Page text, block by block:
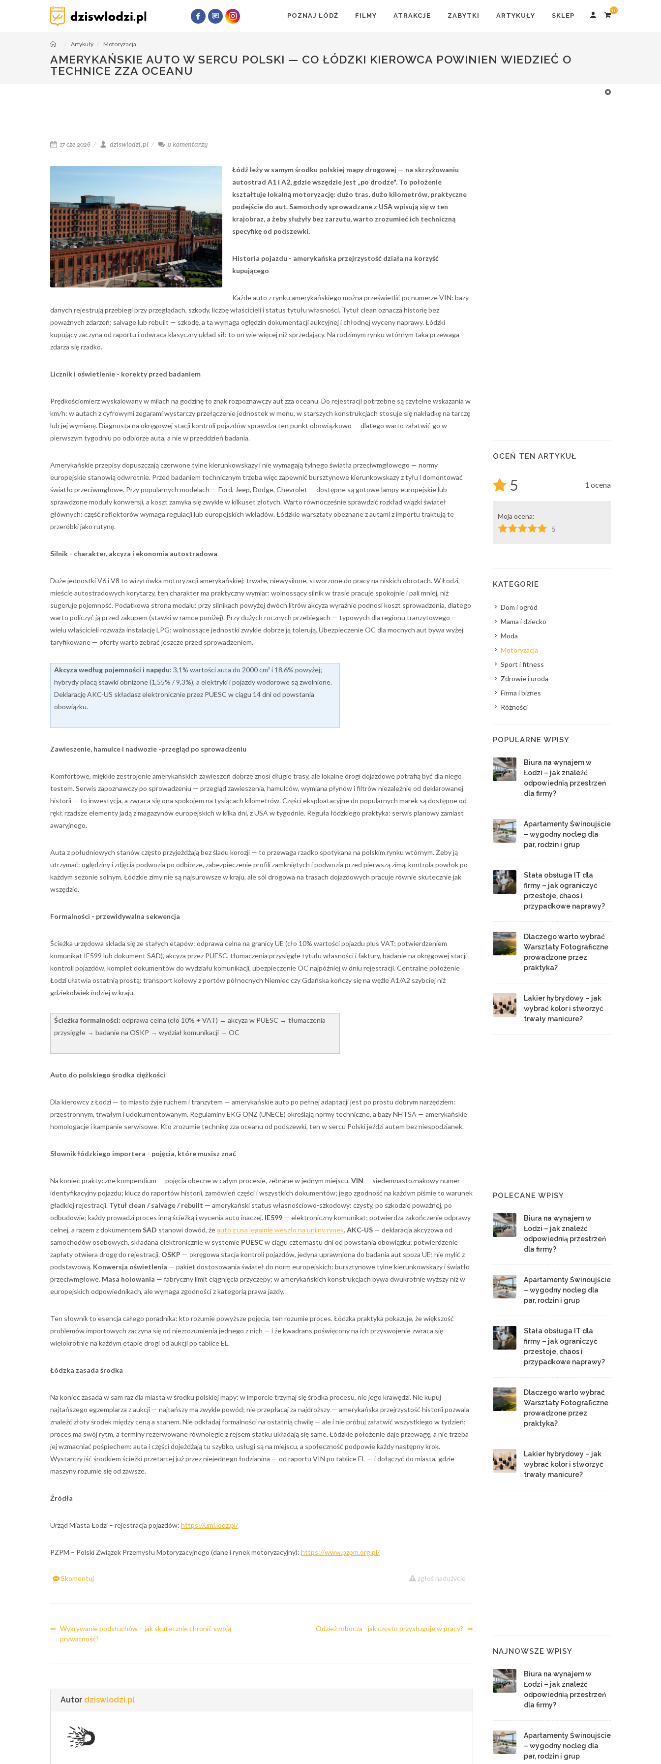
0
POZNAJ ŁÓDŹ FILMY ATRAKCJE ZABYTKI ARTYKUŁY SKLEP
Artykuły Motoryzacja
AMERYKAŃSKIE AUTO W SERCU POLSKI — CO ŁÓDZKI KIEROWCA POWINIEN WIEDZIEĆ O
TECHNICE ZZA OCEANU
17 cze 2026 dziswlodzi.pl 0komentarzy
Łódź leży w samym środku polskiej mapy drogowej — na skrzyżowaniu
autostrad A1 i A2, gdzie wszędzie jest „po drodze". To położenie
kształtuje lokalną motoryzację: dużo tras, dużo kilometrów, praktyczne
podejście do aut. Samochody sprowadzane z USA wpisują się w ten
krajobraz, a żeby służyły bez zarzutu, warto zrozumieć ich techniczną
specyfikę od podszewki.
Historia pojazdu - amerykańska przejrzystość działa na korzyść
kupującego
Każde auto z rynku amerykańskiego można prześwietlić po numerze VIN: bazy
danych rejestrują przebiegi przy przeglądach, szkody, liczbę właścicieli i status tytułu własności. Tytuł clean oznacza historię bez
poważnych zdarzeń; salvage lub rebuilt — szkodę, a ta wymaga oględzin dokumentacji aukcyjnej i chłodnej wyceny naprawy. Łódzki
kupujący zaczyna od raportu i odwraca klasyczny układ sił: to on wie więcej niż sprzedający. Na rodzimym rynku wtórnym taka przewaga
zdarza się rzadko.
Licznik i oświetlenie - korekty przed badaniem
Prędkościomierz wyskalowany w milach na godzinę to znak rozpoznawczy aut zza oceanu. Do rejestracji potrzebne są czytelne wskazania w
km/h: w autach z cyfrowymi zegarami wystarczy przełączenie jednostek w menu, w starszych konstrukcjach stosuje się nakładkę na tarczę
lub jej wymianę. Diagnosta na okręgowej stacji kontroli pojazdów sprawdza ten punkt obowiązkowo — dlatego warto załatwić go w
pierwszym tygodniu po odbiorze auta, a nie w przeddzień badania.
Amerykańskie przepisy dopuszczają czerwone tylne kierunkowskazy i nie wymagają tylnego światła przeciwmgłowego — normy
europejskie stanowią odwrotnie. Przed badaniem technicznym trzeba więc zapewnić bursztynowe kierunkowskazy z tyłu i domontować
światło przeciwmgłowe. Przy popularnych modelach — Ford, Jeep, Dodge, Chevrolet — dostępne są gotowe lampy europejskie lub
sprawdzone moduły konwersji, a koszt zamyka się zwykle w kilkuset złotych. Warto równocześnie sprawdzić rozkład wiązki świateł
głównych: część reflektorów wymaga regulacji lub europejskich wkładów. Łódzkie warsztaty obeznane z autami z importu traktują te
przeróbki jako rutynę.
Silnik - charakter, akcyza i ekonomia autostradowa
Duże jednostki V6 i V8 to wizytówka motoryzacji amerykańskiej: trwałe, niewysilone, stworzone do pracy na niskich obrotach. W Łodzi,
mieście autostradowych korytarzy, ten charakter ma praktyczny wymiar: wolnossący silnik w trasie pracuje spokojnie i pali mniej, niż
sugeruje pojemność. Podatkowa strona medalu: przy silnikach powyżej dwóch litrów akcyza wyraźnie podnosi koszt sprowadzenia, dlatego
warto policzyć ją przed zakupem (stawki w ramce poniżej). Przy dużych rocznych przebiegach — typowych dla regionu tranzytowego —
wielu właścicieli rozważa instalację LPG; wolnossące jednostki zwykle dobrze ją tolerują. Ubezpieczenie OC dla mocnych aut bywa wyżej
taryfikowane — oferty warto zebrać jeszcze przed sprowadzeniem.
Akcyza według pojemności i napędu: 3,1% wartości auta do 2000 cm³ i 18,6% powyżej;
hybrydy płacą stawki obniżone (1,55% / 9,3%), a elektryki i pojazdy wodorowe są zwolnione.
Deklarację AKC-US składasz elektronicznie przez PUESC w ciągu 14 dni od powstania
obowiązku.
Zawieszenie, hamulce i nadwozie -przegląd po sprowadzeniu
Komfortowe, miękkie zestrojenie amerykańskich zawieszeń dobrze znosi długie trasy, ale lokalne drogi dojazdowe potrafią być dla niego
testem. Serwis zapoznawczy po sprowadzeniu — przegląd zawieszenia, hamulców, wymiana płynów i filtrów niezależnie od deklarowanej
historii — to inwestycja, a zwraca się ona spokojem na tysiącach kilometrów. Części eksploatacyjne do popularnych marek są dostępne od
ręki; rzadsze elementy jadą z magazynów europejskich w kilka dni, z USA w tygodnie. Reguła łódzkiego praktyka: serwis planowy zamiast
awaryjnego.
Auta z południowych stanów często przyjeżdżają bez śladu korozji — to przewaga rzadko spotykana na polskim rynku wtórnym. Żeby ją
utrzymać: oględziny i zdjęcia podwozia po odbiorze, zabezpieczenie profili zamkniętych i podwozia przed pierwszą zimą, kontrola powłok po
każdym sezonie solnym. Łódzkie zimy nie są najsurowsze w kraju, ale sól drogowa na trasach dojazdowych pracuje równie skutecznie jak
wszędzie.
Formalności - przewidywalna sekwencja
Ścieżka urzędowa składa się ze stałych etapów: odprawa celna na granicy UE (cło 10% wartości pojazdu plus VAT; potwierdzeniem
komunikat IE599 lub dokument SAD), akcyza przez PUESC, tłumaczenia przysięgłe tytułu własności i faktury, badanie na okręgowej stacji
kontroli pojazdów, komplet dokumentów do wydziału komunikacji, ubezpieczenie OC najpóźniej w dniu rejestracji. Centralne położenie
Łodzi ułatwia ostatnią prostą: transport kołowy z portów północnych Niemiec czy Gdańska kończy się na węźle A1/A2 szybciej niż
gdziekolwiek indziej w kraju.
Ścieżka formalności: odprawa celna (cło 10% + VAT) → akcyza w PUESC → tłumaczenia
przysięgłe → badanie na OSKP → wydział komunikacji → OC
Auto do polskiego środka ciężkości
Dla kierowcy z Łodzi — to miasto żyje ruchem i tranzytem — amerykańskie auto po pełnej adaptacji jest po prostu dobrym narzędziem:
przestronnym, trwałym i udokumentowanym. Regulaminy EKG ONZ (UNECE) określają normy techniczne, a bazy NHTSA — amerykańskie
homologacje i kampanie serwisowe. Kto zrozumie technikę zza oceanu od podszewki, ten w sercu Polski jeździ autem bez niespodzianek.
Słownik łódzkiego importera - pojęcia, które musisz znać
Na koniec praktyczne kompendium — pojęcia obecne w całym procesie, zebrane w jednym miejscu.VIN — siedemnastoznakowy numer
identyfikacyjny pojazdu; klucz do raportów historii, zamówień części i wszystkich dokumentów; jego zgodność na każdym piśmie to warunek
gładkiej rejestracji. Tytuł clean / salvage / rebuilt — amerykański status własnościowo-szkodowy: czysty, po szkodzie poważnej, po
odbudowie; każdy prowadzi proces inną ścieżką i wycenia auto inaczej. IE599 — elektroniczny komunikat; potwierdza zakończenie odprawy
celnej, a razem z dokumentem SAD stanowi dowód, żeauto z usa legalnie weszło na unijny rynek.AKC-US — deklaracja akcyzowa od
samochodów osobowych, składana elektronicznie w systemie PUESCw ciągu czternastu dni od powstania obowiązku; potwierdzenie
zapłaty otwiera drogę do rejestracji. OSKP — okręgowa stacja kontroli pojazdów, jedyna uprawniona do badania aut spoza UE; nie mylić z
podstawową. Konwersja oświetlenia — pakiet dostosowania świateł do norm europejskich: bursztynowe tylne kierunkowskazy i światło
przeciwmgłowe. Masa holowania — fabryczny limit ciągnięcia przyczepy; w amerykańskich konstrukcjach bywa dwukrotnie wyższy niż w
europejskich odpowiednikach, ale wymaga zgodności z kategorią prawa jazdy.
Ten słownik to esencja całego poradnika: kto rozumie powyższe pojęcia, ten rozumie proces. Łódzka praktyka pokazuje, że większość
problemów importowych zaczyna się od niezrozumienia jednego z nich — i że kwadrans poświęcony na ich przyswojenie zwraca się
wielokrotnie na każdym etapie drogi od aukcji po tablice EL.
Łódzka zasada środka
Na koniec zasada w sam raz dla miasta w środku polskiej mapy: w imporcie trzymaj się środka procesu, nie jego krawędzi. Nie kupuj
najtańszego egzemplarza z aukcji — najtańszy ma zwykle powód; nie przepłacaj za najdroższy — amerykańska przejrzystość historii pozwala
znaleźć złoty środek między ceną a stanem. Nie odkładaj formalności na ostatnią chwilę — ale i nie próbuj załatwić wszystkiego w tydzień;
proces ma swój rytm, a terminy rezerwowane równolegle z rejsem statku układają się same. Łódzkie położenie daje przewagę, a nie trzeba
jej wzmacniać pośpiechem: auta i części dojeżdżają tu szybko, usługi są na miejscu, a społeczność podpowie każdy następny krok.
Wystarczy iść środkiem ścieżki przetartej już przez niejednego łodzianina — od raportu VIN po tablice EL — i dołączyć do miasta, gdzie
maszyny rozumie się od zawsze.
Źródła
Urząd Miasta Łodzi – rejestracja pojazdów: https://uml.lodz.pl/
PZPM – Polski Związek Przemysłu Motoryzacyjnego (dane i rynek motoryzacyjny): https://www.pzpm.org.pl/
Skomentuj zgłoś nadużycie
⇐ Wykrywanie podsłuchów – jak skutecznie chronić swoją
prywatność?
Odzież robocza - jak często przysługuje w pracy? ⇒
Autor dziswlodzi.pl
OCEŃ TEN ARTYKUŁ
5 1 ocena
Moja ocena:
5
KATEGORIE
Dom i ogród
Mama i dziecko
Moda
Motoryzacja
Sport i fitness
Zdrowie i uroda
Firma i biznes
Różności
POPULARNE WPISY
Biura na wynajem w
Łodzi – jak znaleźć
odpowiednią przestrzeń
dla firmy?
Apartamenty Świnoujście
– wygodny nocleg dla
par, rodzin i grup
Stała obsługa IT dla
firmy – jak ograniczyć
przestoje, chaos i
przypadkowe naprawy?
Dlaczego warto wybrać
Warsztaty Fotograficzne
prowadzone przez
praktyka?
Lakier hybrydowy – jak
wybrać kolor i stworzyć
trwały manicure?
POLECANE WPISY
Biura na wynajem w
Łodzi – jak znaleźć
odpowiednią przestrzeń
dla firmy?
Apartamenty Świnoujście
– wygodny nocleg dla
par, rodzin i grup
Stała obsługa IT dla
firmy – jak ograniczyć
przestoje, chaos i
przypadkowe naprawy?
Dlaczego warto wybrać
Warsztaty Fotograficzne
prowadzone przez
praktyka?
Lakier hybrydowy – jak
wybrać kolor i stworzyć
trwały manicure?
NAJNOWSZE WPISY
Biura na wynajem w
Łodzi – jak znaleźć
odpowiednią przestrzeń
dla firmy?
Apartamenty Świnoujście
– wygodny nocleg dla
par, rodzin i grup